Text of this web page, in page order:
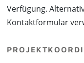
Verfügung.
Kontaktformular